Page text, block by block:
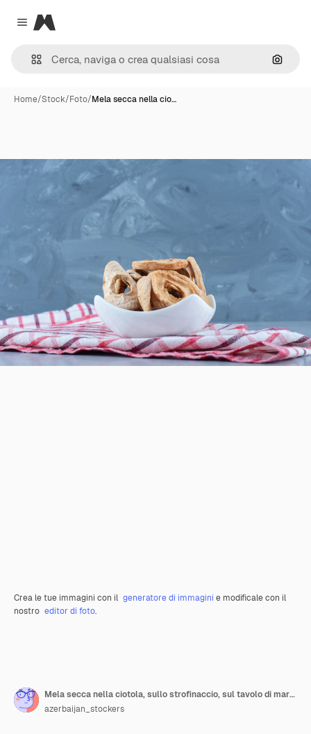
Close menu
Magnific
Cerca
Home/Stock/Foto/Mela secca nella cio…
Crea le tue immagini con il generatore di immagini e modificale con il
nostro editor di foto.
Mela secca nella ciotola, sullo strofinaccio, sul tavolo di marmo.
azerbaijan_stockers